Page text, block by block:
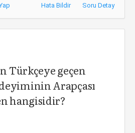
Hata Bildir Soru Detay
Türkçeye geçen
Arapçası
hangisidir?